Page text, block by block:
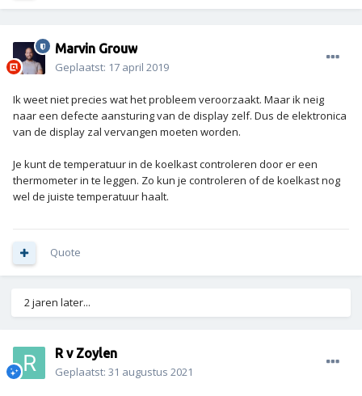
Marvin Grouw
Geplaatst: 17 april 2019
Ik weet niet precies wat het probleem veroorzaakt. Maar ik neig
naar een defecte aansturing van de display zelf. Dus de elektronica
van de display zal vervangen moeten worden.
Je kunt de temperatuur in de koelkast controleren door er een
thermometer in te leggen. Zo kun je controleren of de koelkast nog
wel de juiste temperatuur haalt.
Quote
2 jaren later...
R v Zoylen
Geplaatst: 31 augustus 2021